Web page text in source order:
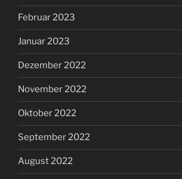
Februar 2023
Januar 2023
Dezember 2022
November 2022
Oktober 2022
September 2022
August 2022